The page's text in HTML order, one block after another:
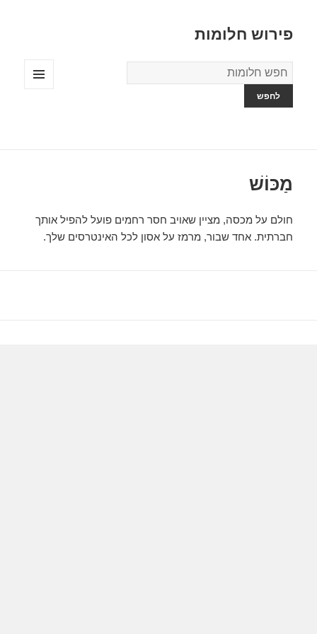
פירוש חלומות
מילון
החלומות
מַכּוֹשׁ
חולם על מכסה, מציין שאויב חסר רחמים פועל להפיל אותך
חברתית. אחד שבור, מרמז על אסון לכל האינטרסים שלך.